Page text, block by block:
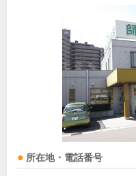
所在地・電話番号